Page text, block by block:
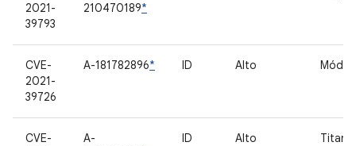
2021-
39793
210470189*
CVE-
2021-
39726
A-181782896* ID Alto
CVE-
A-
ID Alto Titan